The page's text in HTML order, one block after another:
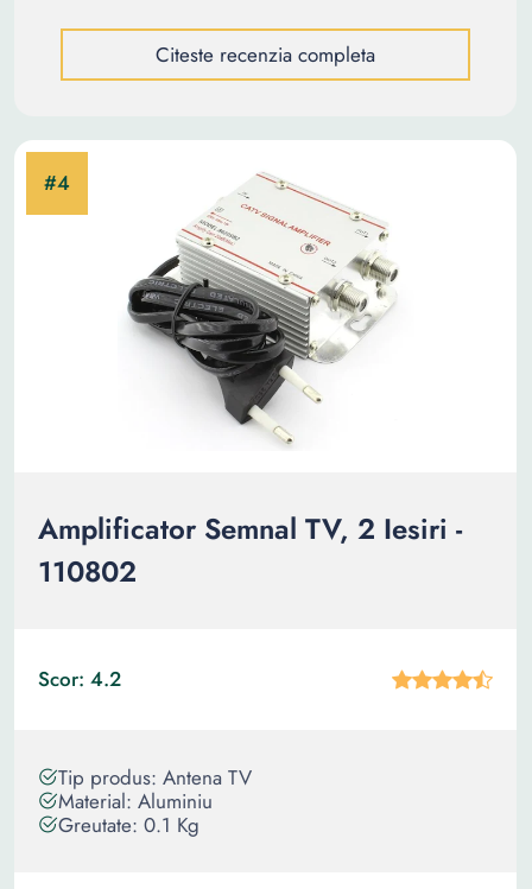
Citeste recenzia completa
Amplificator Semnal TV, 2 Iesiri -
110802
Scor: 4.2
Tip produs: Antena TV
Material: Aluminiu
Greutate: 0.1 Kg